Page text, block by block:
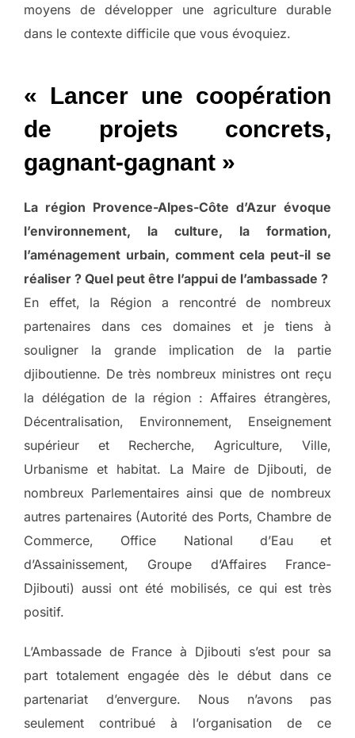
moyens de développer une agriculture durable
dans le contexte difficile que vous évoquiez.
« Lancer une coopération
de projets concrets,
gagnant-gagnant »
La région Provence-Alpes-Côte d’Azur évoque
l’environnement, la culture, la formation,
l’aménagement urbain, comment cela peut-il se
réaliser ? Quel peut être l’appui de l’ambassade ?
En effet, la Région a rencontré de nombreux
partenaires dans ces domaines et je tiens à
souligner la grande implication de la partie
djiboutienne. De très nombreux ministres ont reçu
la délégation de la région : Affaires étrangères,
Décentralisation, Environnement, Enseignement
supérieur et Recherche, Agriculture, Ville,
Urbanisme et habitat. La Maire de Djibouti, de
nombreux Parlementaires ainsi que de nombreux
autres partenaires (Autorité des Ports, Chambre de
Commerce, Office National d’Eau et
d’Assainissement, Groupe d’Affaires France-
Djibouti) aussi ont été mobilisés, ce qui est très
positif.
L’Ambassade de France à Djibouti s’est pour sa
part totalement engagée dès le début dans ce
partenariat d’envergure. Nous n’avons pas
seulement contribué à l’organisation de ce